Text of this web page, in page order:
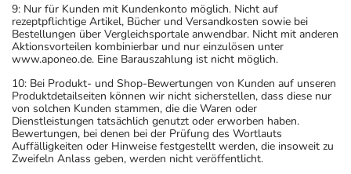
9: Nur für Kunden mit Kundenkonto möglich. Nicht auf
rezeptpflichtige Artikel, Bücher und Versandkosten sowie bei
Bestellungen über Vergleichsportale anwendbar. Nicht mit anderen
Aktionsvorteilen kombinierbar und nur einzulösen unter
www.aponeo.de. Eine Barauszahlung ist nicht möglich.
10: Bei Produkt- und Shop-Bewertungen von Kunden auf unseren
Produktdetailseiten können wir nicht sicherstellen, dass diese nur
von solchen Kunden stammen, die die Waren oder
Dienstleistungen tatsächlich genutzt oder erworben haben.
Bewertungen, bei denen bei der Prüfung des Wortlauts
Auffälligkeiten oder Hinweise festgestellt werden, die insoweit zu
Zweifeln Anlass geben, werden nicht veröffentlicht.